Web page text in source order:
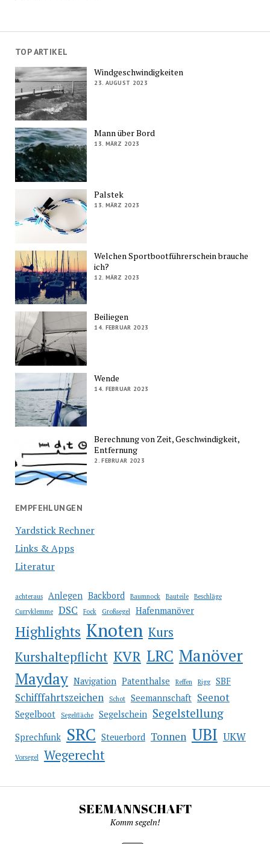
TOP ARTIKEL
Windgeschwindigkeiten
23. AUGUST 2023
Mann über Bord
13. MÄRZ 2023
Palstek
13. MÄRZ 2023
Welchen Sportbootführerschein brauche
ich?
12. MÄRZ 2023
Beiliegen
14. FEBRUAR 2023
Wende
14. FEBRUAR 2023
Berechnung von Zeit, Geschwindigkeit,
Entfernung
2. FEBRUAR 2023
EMPFEHLUNGEN
Yardstick Rechner
Links & Apps
Literatur
achteraus Anlegen Backbord Baumnock Bauteile
Beschläge
Curryklemme
DSC Fock Großsegel Hafenmanöver
Highlights Knoten Kurs
Kurshaltepflicht KVR LRC Manöver
Mayday Navigation Patenthalse Reffen Rigg SBF
Schifffahrtszeichen Schot Seemannschaft Seenot
Segelboot Segelfläche Segelschein Segelstellung
Sprechfunk SRC Steuerbord Tonnen UBI UKW
Vorsegel Wegerecht
SEEMANNSCHAFT
Komm segeln!